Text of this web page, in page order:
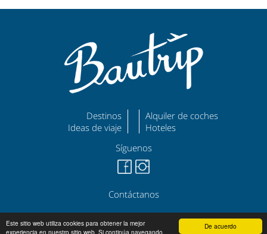
De acuerdo
Este sitio web utiliza cookies para obtener la mejor
experiencia en nuestro sitio web. Si continúa navegando,
Destinos
Ideas de viaje
Alquiler de coches
Hoteles
Síguenos
Contáctanos
bautrip.com Aviso Legal Política de Privacidad